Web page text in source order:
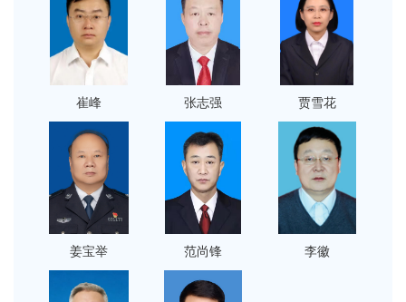
崔峰 张志强 贾雪花
姜宝举 范尚锋 李徽